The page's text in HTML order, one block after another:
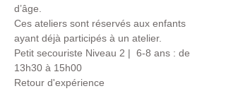
d’âge.
Ces ateliers sont réservés aux enfants
ayant déjà participés à un atelier.
Petit secouriste Niveau 2 |  6-8 ans : de
13h30 à 15h00
Retour d'expérience